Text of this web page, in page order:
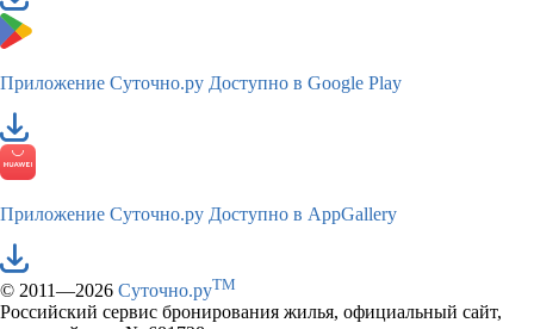
Приложение Суточно.ру Доступно в Google Play
Приложение Суточно.ру Доступно в AppGallery
© 2011—2026 Суточно.руTM
Российский сервис бронирования жилья, официальный сайт,